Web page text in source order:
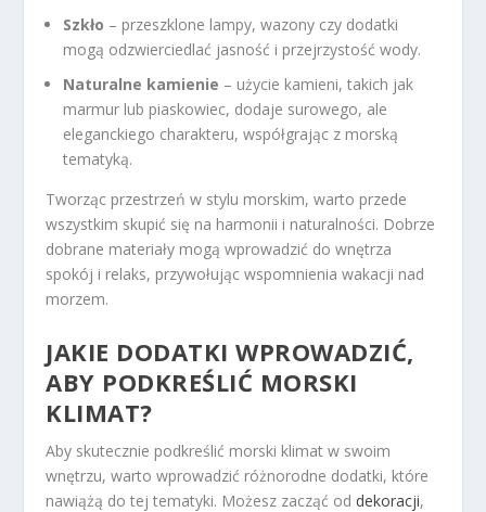
Szkło – przeszklone lampy, wazony czy dodatki
mogą odzwierciedlać jasność i przejrzystość wody.
Naturalne kamienie – użycie kamieni, takich jak
marmur lub piaskowiec, dodaje surowego, ale
eleganckiego charakteru, współgrając z morską
tematyką.
Tworząc przestrzeń w stylu morskim, warto przede
wszystkim skupić się na harmonii i naturalności. Dobrze
dobrane materiały mogą wprowadzić do wnętrza
spokój i relaks, przywołując wspomnienia wakacji nad
morzem.
JAKIE DODATKI WPROWADZIĆ,
ABY PODKREŚLIĆ MORSKI
KLIMAT?
Aby skutecznie podkreślić morski klimat w swoim
wnętrzu, warto wprowadzić różnorodne dodatki, które
nawiążą do tej tematyki. Możesz zacząć od dekoracji,